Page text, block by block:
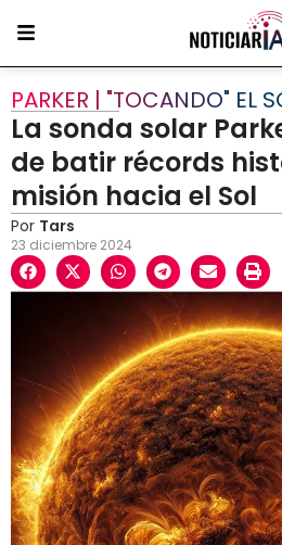
PARKER | "TOCANDO" EL
La sonda solar
de batir récords
misión hacia el Sol
Por Tars
23 diciembre 2024